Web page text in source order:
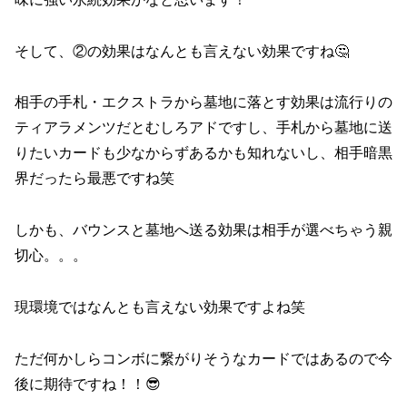
そして、②の効果はなんとも言えない効果ですね🤔
相手の手札・エクストラから墓地に落とす効果は流行りの
ティアラメンツだとむしろアドですし、手札から墓地に送
りたいカードも少なからずあるかも知れないし、相手暗黒
界だったら最悪ですね笑
しかも、バウンスと墓地へ送る効果は相手が選べちゃう親
切心。。。
現環境ではなんとも言えない効果ですよね笑
ただ何かしらコンボに繋がりそうなカードではあるので今
後に期待ですね！！😎